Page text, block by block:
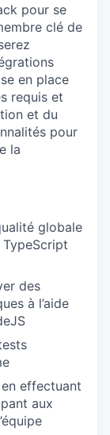
pour se
clé de
en place
requis et
et du
pour
la
globale
des
à l’aide
effectuant
aux